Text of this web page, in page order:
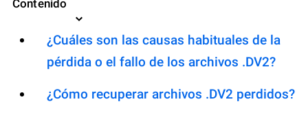
Contenido
¿Cuáles son las causas habituales de la
pérdida o el fallo de los archivos .DV2?
¿Cómo recuperar archivos .DV2 perdidos?